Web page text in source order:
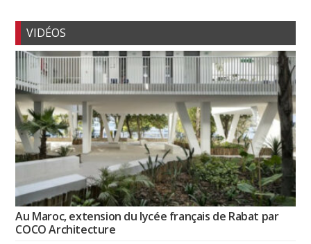
VIDÉOS
Au Maroc, extension du lycée français de Rabat par
COCO Architecture